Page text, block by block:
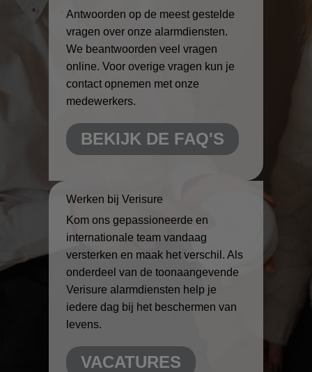
Antwoorden op de meest gestelde
vragen over onze alarmdiensten.
We beantwoorden veel vragen
online. Voor overige vragen kun je
contact opnemen met onze
medewerkers.
BEKIJK DE FAQ'S
Werken bij Verisure
Kom ons gepassioneerde en
internationale team vandaag
versterken en maak het verschil. Als
onderdeel van de toonaangevende
Verisure alarmdiensten help je
iedere dag bij het beschermen van
levens.
VACATURES